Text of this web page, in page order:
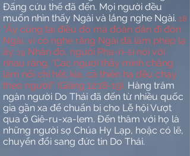
Đấng cứu thế đã đến. Mọi người đều
muốn nhìn thấy Ngài và lắng nghe Ngài. 18
“Ấy cũng tại điều đó mà đoàn dân đi đón
Ngài, vì có nghe rằng Ngài đã làm phép lạ
ấy. 19 Nhân đó, người Pha-ri-si nói với
nhau rằng, ‘Các ngươi thấy mình chẳng
làm nổi chi hết; kìa, cả thiên hạ đều chạy
theo người!” (Giăng 12:18-19). Hàng trăm
ngàn người Do Thái đã đến từ nhiều quốc
gia gần xa để chuẩn bị cho Lễ hội Vượt
qua ở Giê-ru-xa-lem. Đến thăm với họ là
những người sợ Chúa Hy Lạp, hoặc có lẽ,
chuyển đổi sang đức tin Do Thái.